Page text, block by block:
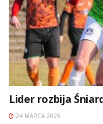
Lider rozbija
24 MARCA 2025